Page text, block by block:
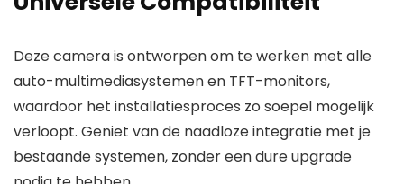
Deze camera is ontworpen om te werken met alle
auto-multimediasystemen en TFT-monitors,
waardoor het installatiesproces zo soepel mogelijk
verloopt. Geniet van de naadloze integratie met je
bestaande systemen, zonder een dure upgrade